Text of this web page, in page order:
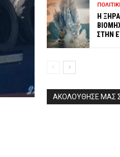
Η
ΣΤΗΝ
ΑΚΟΛΟΥΘΗΣΕ ΜΑΣ